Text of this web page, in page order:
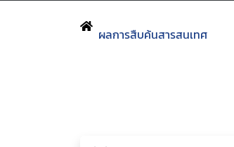
ผลการสืบค้นสารสนเทศ